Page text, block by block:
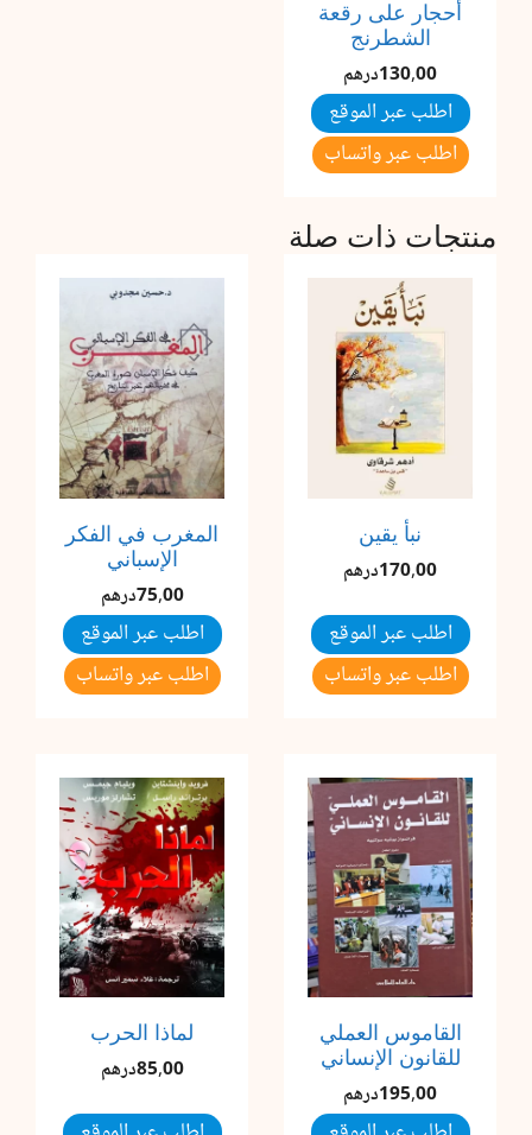
أحجار على رقعة
الشطرنج
130,00درهم
اطلب عبر الموقع
اطلب عبر واتساب
منتجات ذات صلة
نبأ يقين
170,00درهم
اطلب عبر الموقع
اطلب عبر واتساب
المغرب في الفكر
الإسباني
75,00درهم
اطلب عبر الموقع
اطلب عبر واتساب
القاموس العملي
للقانون الإنساني
195,00درهم
لماذا الحرب
85,00درهم